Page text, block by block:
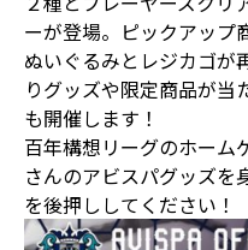
ーが登場。ピックアップ
ぬいぐるみとレジカゴが
りグッズや限定商品が当
も開催します！
百年構想リーグのホーム
さんのアビスパグッズを
を後押ししてください！